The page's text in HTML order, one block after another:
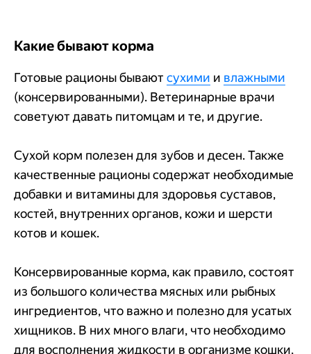
Какие бывают корма
Готовые рационы бывают сухими и влажными
(консервированными). Ветеринарные врачи
советуют давать питомцам и те, и другие.
Сухой корм полезен для зубов и десен. Также
качественные рационы содержат необходимые
добавки и витамины для здоровья суставов,
костей, внутренних органов, кожи и шерсти
котов и кошек.
Консервированные корма, как правило, состоят
из большого количества мясных или рыбных
ингредиентов, что важно и полезно для усатых
хищников. В них много влаги, что необходимо
для восполнения жидкости в организме кошки,